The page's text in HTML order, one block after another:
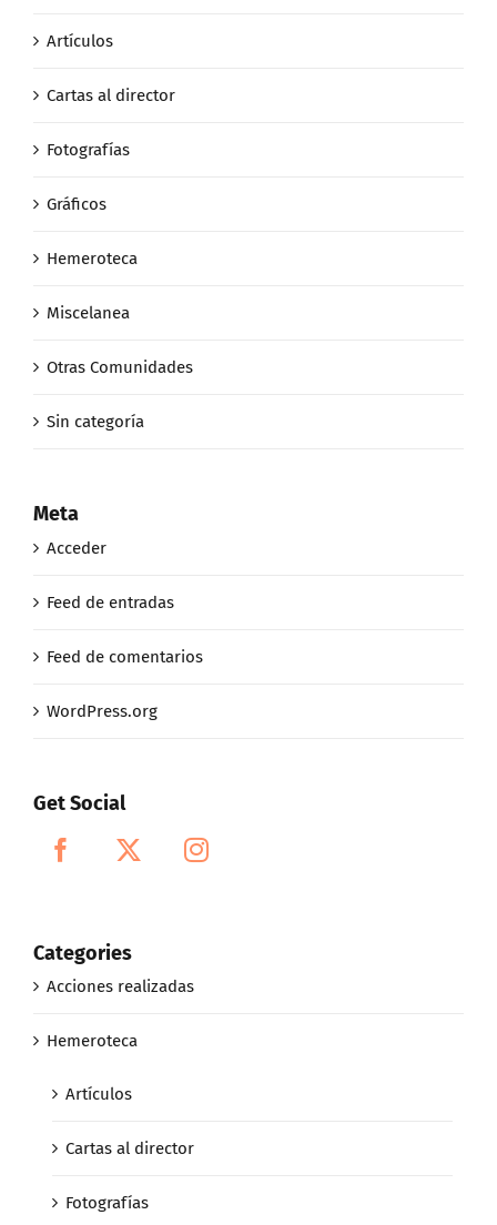
Artículos
Cartas al director
Fotografías
Gráficos
Hemeroteca
Miscelanea
Otras Comunidades
Sin categoría
Meta
Acceder
Feed de entradas
Feed de comentarios
WordPress.org
Get Social
Categories
Acciones realizadas
Hemeroteca
Artículos
Cartas al director
Fotografías